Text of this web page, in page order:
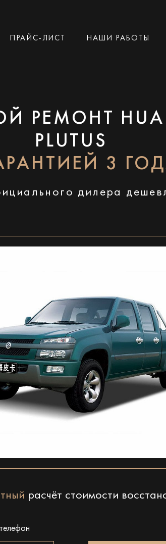
ПРАЙС-ЛИСТ НАШИ РАБОТЫ
РЕМОНТ
PLUTUS
3
дилера
расчёт стоимости